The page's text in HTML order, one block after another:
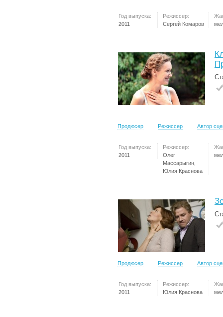
Год выпуска:
2011
Режиссер:
Сергей Комаров
Продюсер Режиссер Автор
Год выпуска:
2011
Режиссер:
Олег
Массарыгин,
Юлия Краснова
Продюсер Режиссер Автор
Год выпуска:
2011
Режиссер:
Юлия Краснова